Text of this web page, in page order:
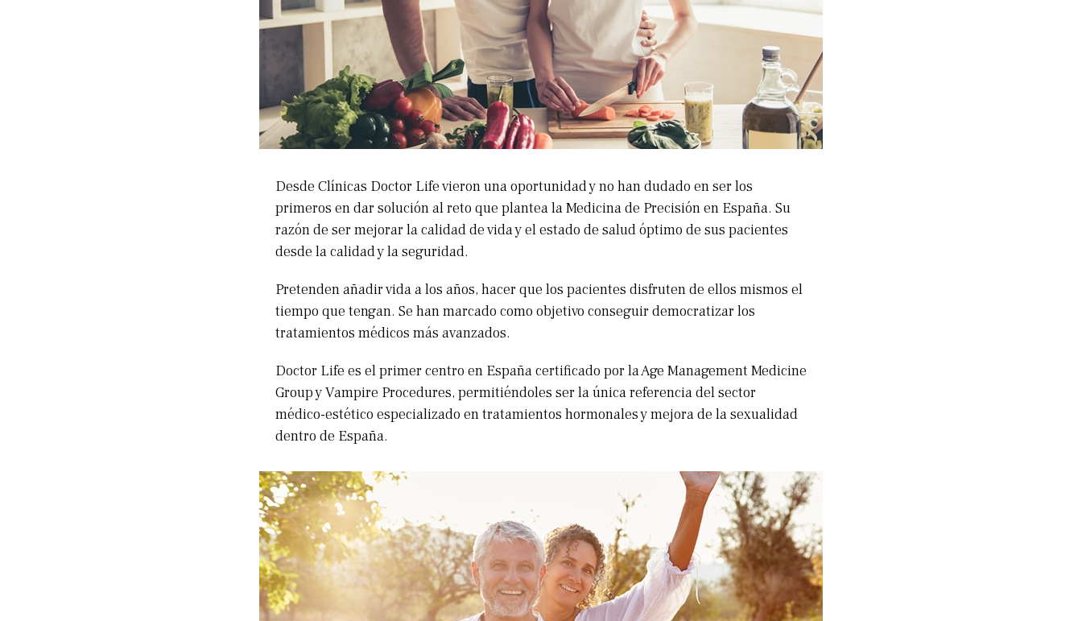
Desde Clínicas Doctor Life vieron una oportunidad y no han dudado en ser los
primeros en dar solución al reto que plantea la Medicina de Precisión en España. Su
razón de ser mejorar la calidad de vida y el estado de salud óptimo de sus pacientes
desde la calidad y la seguridad.
Pretenden añadir vida a los años, hacer que los pacientes disfruten de ellos mismos el
tiempo que tengan. Se han marcado como objetivo conseguir democratizar los
tratamientos médicos más avanzados.
Doctor Life es el primer centro en España certificado por la Age Management Medicine
Group y Vampire Procedures, permitiéndoles ser la única referencia del sector
médico-estético especializado en tratamientos hormonales y mejora de la sexualidad
dentro de España.